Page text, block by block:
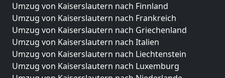
Umzug von Kaiserslautern nach Finnland
Umzug von Kaiserslautern nach Frankreich
Umzug von Kaiserslautern nach Griechenland
Umzug von Kaiserslautern nach Italien
Umzug von Kaiserslautern nach Liechtenstein
Umzug von Kaiserslautern nach Luxemburg